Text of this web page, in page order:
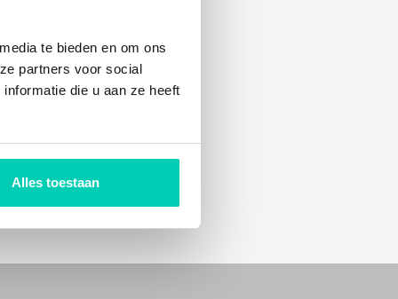
te bieden en om ons
partners voor social
die u aan ze heeft
Alles toestaan